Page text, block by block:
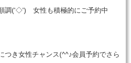
調('◇')ゞ女性も積極的にご予約中
つき女性チャンス(^^♪会員予約でさら